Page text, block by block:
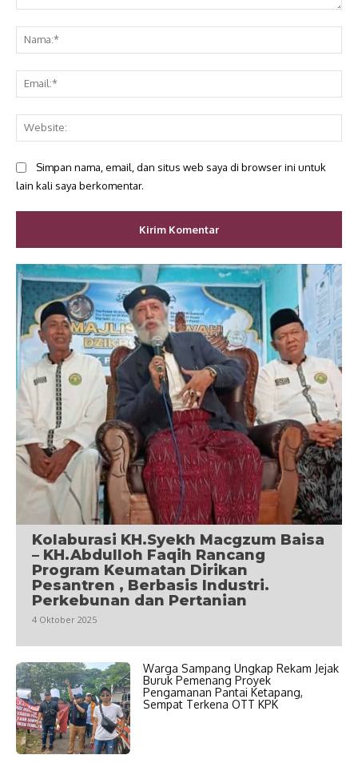
Simpan nama, email, dan situs web saya di browser ini untuk
lain kali saya berkomentar.
Kolaburasi KH.Syekh Macgzum Baisa
– KH.Abdulloh Faqih Rancang
Program Keumatan Dirikan
Pesantren , Berbasis Industri.
Perkebunan dan Pertanian
4 Oktober 2025
Warga Sampang Ungkap Rekam Jejak
Buruk Pemenang Proyek
Pengamanan Pantai Ketapang,
Sempat Terkena OTT KPK